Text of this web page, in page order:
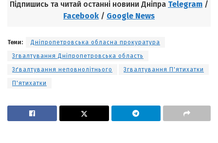
Підпишись та читай останні новини Дніпра Telegram /
Facebook / Google News
Теми:
Дніпропетровська обласна прокуратура
Згвалтування Дніпропетровська область
Зґвалтування неповнолітнього
Згвалтування П'ятихатки
П'ятихатки